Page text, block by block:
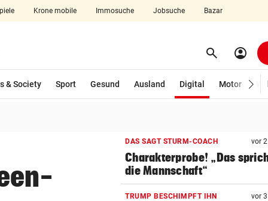
Krone mobile Immosuche Jobsuche Bazar
aufklappen search Suchen
account_circle
& Society Sport Gesund Ausland Digital
Motor
DAS SAGT STURM-COACH vor
Charakterprobe! „Das
die Mannschaft“
TRUMP BESCHIMPFT IHN vor